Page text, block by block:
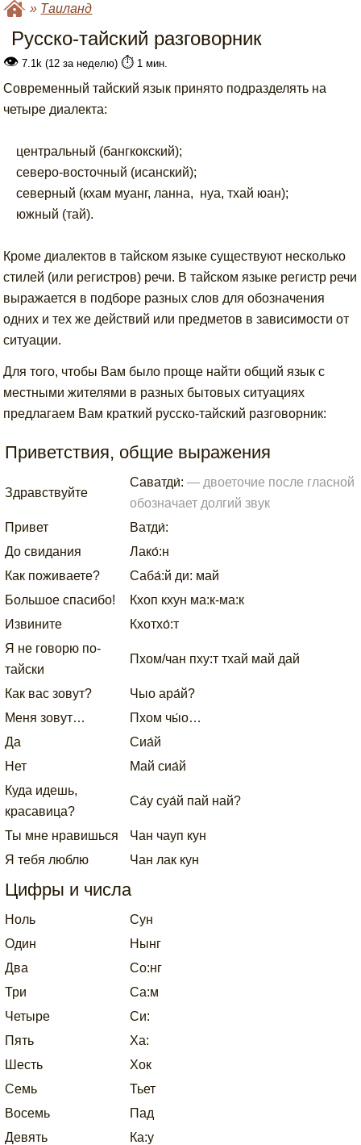
» Таиланд
Русско-тайский разговорник
👁 7.1k (12 за неделю) ⏱️ 1 мин.
Современный тайский язык принято подразделять на
четыре диалекта:
центральный (бангкокский);
северо-восточный (исанский);
северный (кхам муанг, ланна, нуа, тхай юан);
южный (тай).
Кроме диалектов в тайском языке существуют несколько
стилей (или регистров) речи. В тайском языке регистр речи
выражается в подборе разных слов для обозначения
одних и тех же действий или предметов в зависимости от
ситуации.
Для того, чтобы Вам было проще найти общий язык с
местными жителями в разных бытовых ситуациях
предлагаем Вам краткий русско-тайский разговорник:
Приветствия, общие выражения
Здравствуйте
Саватди́:— двоеточие после гласной
обозначает долгий звук
Привет
Ватди́:
До свидания
Лако́:н
Как поживаете?
Cаба́:й ди: май
Большое спасибо!
Кхоп кхун ма:к-ма:к
Извините
Кхотхо́:т
Я не говорю по-
тайски
Пхом/чан пху:т тхай май дай
Как вас зовут?
Чыо ара́й?
Меня зовут…
Пхом чы́о…
Да
Cиа́й
Нет
Май сиа́й
Куда идешь,
красавица?
Cа́у суа́й пай най?
Ты мне нравишься
Чан чауп кун
Я тебя люблю
Чан лак кун
Цифры и числа
Ноль
Сун
Один
Нынг
Два
Со:нг
Три
Са:м
Четыре
Си:
Пять
Ха:
Шесть
Хок
Семь
Тьет
Восемь
Пад
Девять
Ка:у